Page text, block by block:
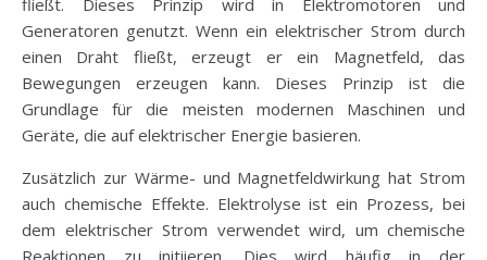
Generatoren genutzt. Wenn ein elektrischer Strom durch
einen Draht fließt, erzeugt er ein Magnetfeld, das
Bewegungen erzeugen kann. Dieses Prinzip ist die
Grundlage für die meisten modernen Maschinen und
Geräte, die auf elektrischer Energie basieren.
Zusätzlich zur Wärme- und Magnetfeldwirkung hat Strom
auch chemische Effekte. Elektrolyse ist ein Prozess, bei
dem elektrischer Strom verwendet wird, um chemische
Reaktionen zu initiieren. Dies wird häufig in der